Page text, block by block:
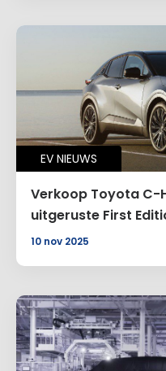
EV NIEUWS
Verkoop Toyota C-
uitgeruste First
10 nov 2025